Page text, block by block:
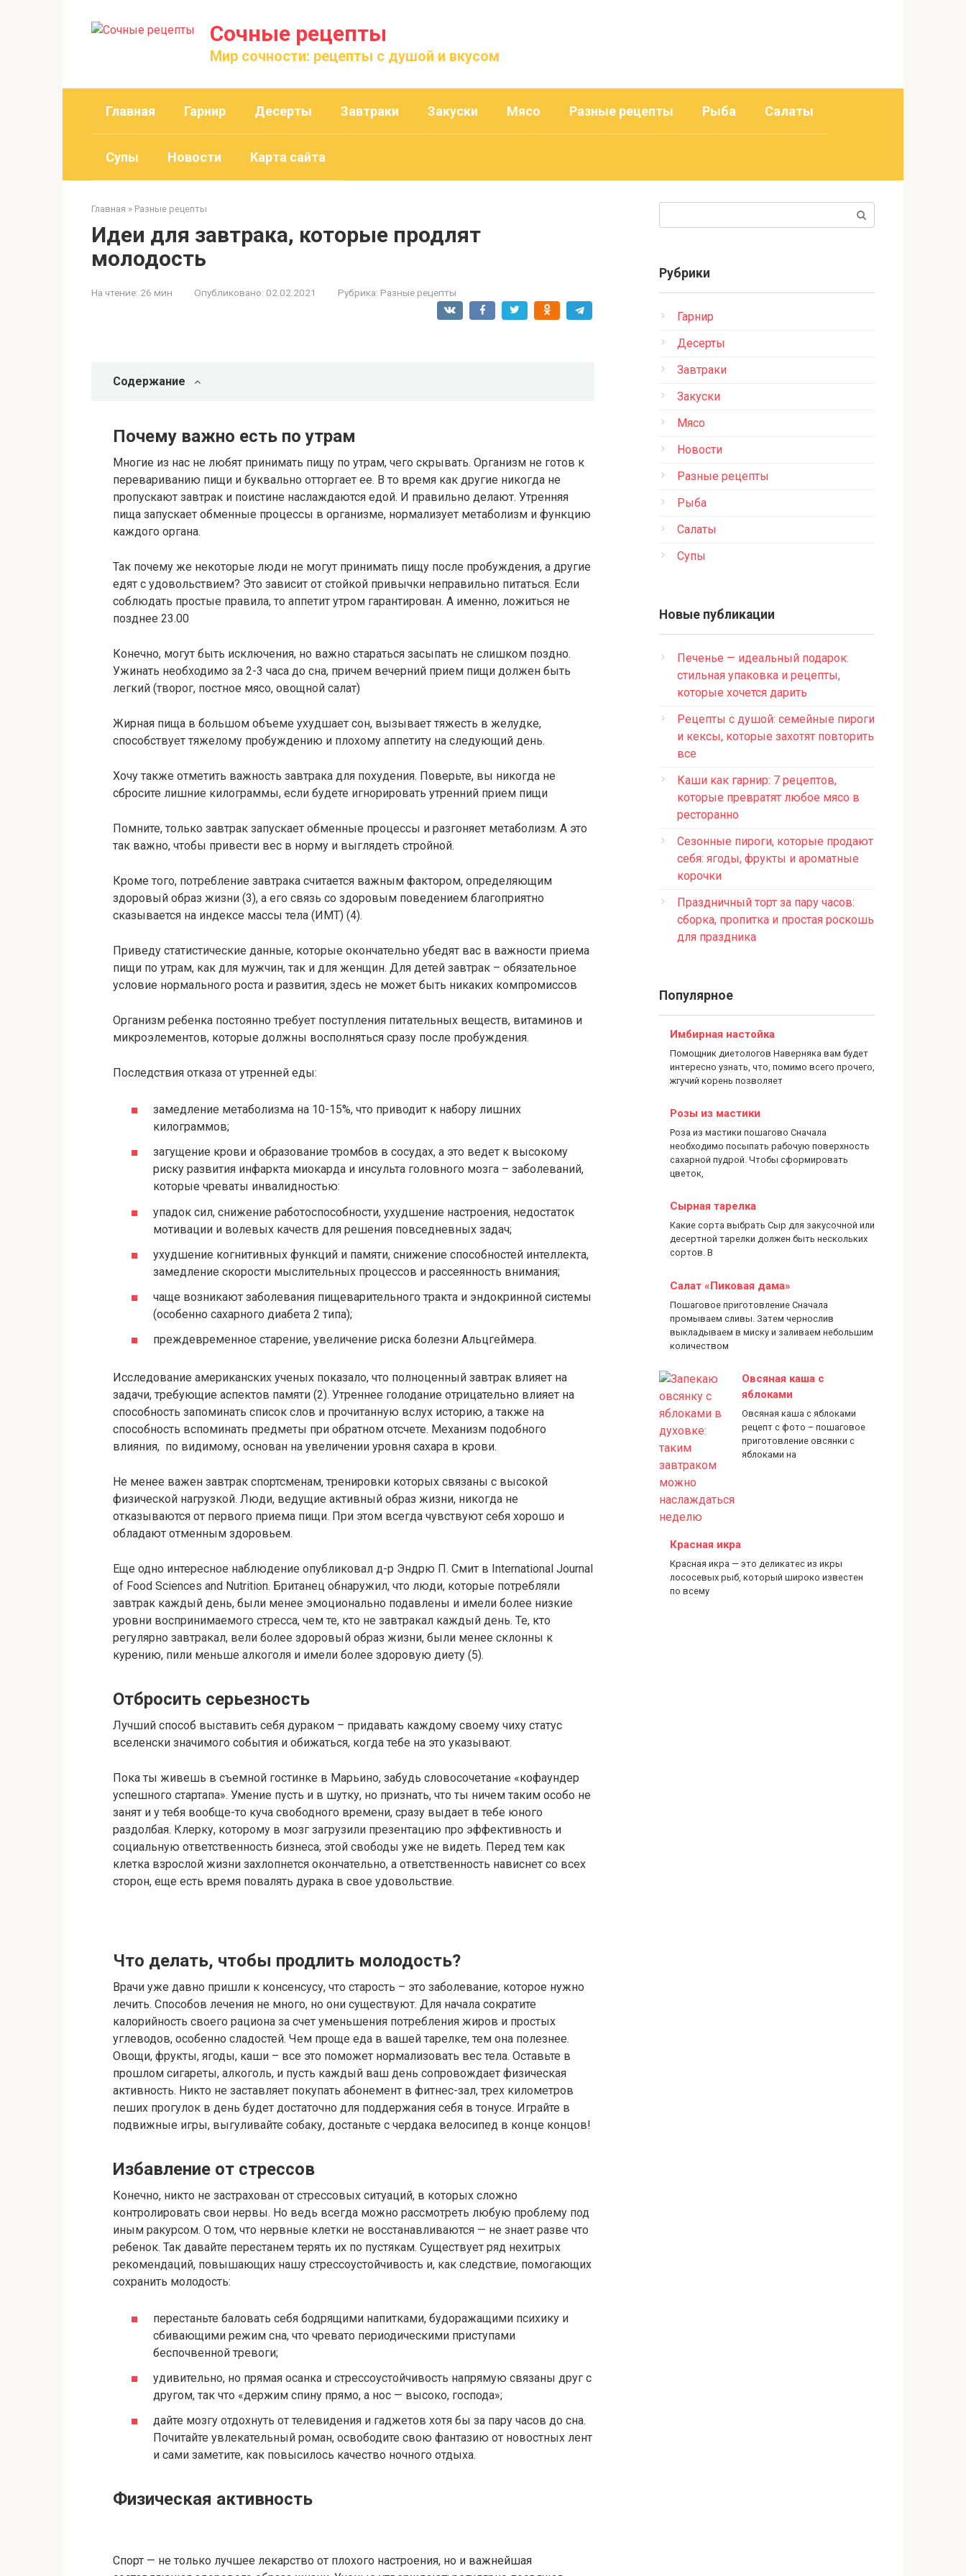
Сочные рецепты
Мир сочности: рецепты с душой и вкусом
Главная Гарнир Десерты Завтраки Закуски Мясо Разные рецепты Рыба Салаты
Супы Новости Карта сайта
Главная » Разные рецепты
Идеи для завтрака, которые продлят
молодость
На чтение: 26 мин Опубликовано: 02.02.2021 Рубрика: Разные рецепты
Содержание
Почему важно есть по утрам
Многие из нас не любят принимать пищу по утрам, чего скрывать. Организм не готов к
перевариванию пищи и буквально отторгает ее. В то время как другие никогда не
пропускают завтрак и поистине наслаждаются едой. И правильно делают. Утренняя
пища запускает обменные процессы в организме, нормализует метаболизм и функцию
каждого органа.
Так почему же некоторые люди не могут принимать пищу после пробуждения, а другие
едят с удовольствием? Это зависит от стойкой привычки неправильно питаться. Если
соблюдать простые правила, то аппетит утром гарантирован. А именно, ложиться не
позднее 23.00
Конечно, могут быть исключения, но важно стараться засыпать не слишком поздно.
Ужинать необходимо за 2-3 часа до сна, причем вечерний прием пищи должен быть
легкий (творог, постное мясо, овощной салат)
Жирная пища в большом объеме ухудшает сон, вызывает тяжесть в желудке,
способствует тяжелому пробуждению и плохому аппетиту на следующий день.
Хочу также отметить важность завтрака для похудения. Поверьте, вы никогда не
сбросите лишние килограммы, если будете игнорировать утренний прием пищи
Помните, только завтрак запускает обменные процессы и разгоняет метаболизм. А это
так важно, чтобы привести вес в норму и выглядеть стройной.
Кроме того, потребление завтрака считается важным фактором, определяющим
здоровый образ жизни (3), а его связь со здоровым поведением благоприятно
сказывается на индексе массы тела (ИМТ) (4).
Приведу статистические данные, которые окончательно убедят вас в важности приема
пищи по утрам, как для мужчин, так и для женщин. Для детей завтрак – обязательное
условие нормального роста и развития, здесь не может быть никаких компромиссов
Организм ребенка постоянно требует поступления питательных веществ, витаминов и
микроэлементов, которые должны восполняться сразу после пробуждения.
Последствия отказа от утренней еды:
замедление метаболизма на 10-15%, что приводит к набору лишних
килограммов;
загущение крови и образование тромбов в сосудах, а это ведет к высокому
риску развития инфаркта миокарда и инсульта головного мозга – заболеваний,
которые чреваты инвалидностью:
упадок сил, снижение работоспособности, ухудшение настроения, недостаток
мотивации и волевых качеств для решения повседневных задач;
ухудшение когнитивных функций и памяти, снижение способностей интеллекта,
замедление скорости мыслительных процессов и рассеянность внимания;
чаще возникают заболевания пищеварительного тракта и эндокринной системы
(особенно сахарного диабета 2 типа);
преждевременное старение, увеличение риска болезни Альцгеймера.
Исследование американских ученых показало, что полноценный завтрак влияет на
задачи, требующие аспектов памяти (2). Утреннее голодание отрицательно влияет на
способность запоминать список слов и прочитанную вслух историю, а также на
способность вспоминать предметы при обратном отсчете. Механизм подобного
влияния, по видимому, основан на увеличении уровня сахара в крови.
Не менее важен завтрак спортсменам, тренировки которых связаны с высокой
физической нагрузкой. Люди, ведущие активный образ жизни, никогда не
отказываются от первого приема пищи. При этом всегда чувствуют себя хорошо и
обладают отменным здоровьем.
Еще одно интересное наблюдение опубликовал д-р Эндрю П. Смит в International Journal
of Food Sciences and Nutrition. Британец обнаружил, что люди, которые потребляли
завтрак каждый день, были менее эмоционально подавлены и имели более низкие
уровни воспринимаемого стресса, чем те, кто не завтракал каждый день. Те, кто
регулярно завтракал, вели более здоровый образ жизни, были менее склонны к
курению, пили меньше алкоголя и имели более здоровую диету (5).
Отбросить серьезность
Лучший способ выставить себя дураком – придавать каждому своему чиху статус
вселенски значимого события и обижаться, когда тебе на это указывают.
Пока ты живешь в съемной гостинке в Марьино, забудь словосочетание «кофаундер
успешного стартапа». Умение пусть и в шутку, но признать, что ты ничем таким особо не
занят и у тебя вообще-то куча свободного времени, сразу выдает в тебе юного
раздолбая. Клерку, которому в мозг загрузили презентацию про эффективность и
социальную ответственность бизнеса, этой свободы уже не видеть. Перед тем как
клетка взрослой жизни захлопнется окончательно, а ответственность нависнет со всех
сторон, еще есть время повалять дурака в свое удовольствие.
Что делать, чтобы продлить молодость?
Врачи уже давно пришли к консенсусу, что старость – это заболевание, которое нужно
лечить. Способов лечения не много, но они существуют. Для начала сократите
калорийность своего рациона за счет уменьшения потребления жиров и простых
углеводов, особенно сладостей. Чем проще еда в вашей тарелке, тем она полезнее.
Овощи, фрукты, ягоды, каши – все это поможет нормализовать вес тела. Оставьте в
прошлом сигареты, алкоголь, и пусть каждый ваш день сопровождает физическая
активность. Никто не заставляет покупать абонемент в фитнес-зал, трех километров
пеших прогулок в день будет достаточно для поддержания себя в тонусе. Играйте в
подвижные игры, выгуливайте собаку, достаньте с чердака велосипед в конце концов!
Избавление от стрессов
Конечно, никто не застрахован от стрессовых ситуаций, в которых сложно
контролировать свои нервы. Но ведь всегда можно рассмотреть любую проблему под
иным ракурсом. О том, что нервные клетки не восстанавливаются — не знает разве что
ребенок. Так давайте перестанем терять их по пустякам. Существует ряд нехитрых
рекомендаций, повышающих нашу стрессоустойчивость и, как следствие, помогающих
сохранить молодость:
перестаньте баловать себя бодрящими напитками, будоражащими психику и
сбивающими режим сна, что чревато периодическими приступами
беспочвенной тревоги;
удивительно, но прямая осанка и стрессоустойчивость напрямую связаны друг с
другом, так что «держим спину прямо, а нос — высоко, господа»;
дайте мозгу отдохнуть от телевидения и гаджетов хотя бы за пару часов до сна.
Почитайте увлекательный роман, освободите свою фантазию от новостных лент
и сами заметите, как повысилось качество ночного отдыха.
Физическая активность
Спорт — не только лучшее лекарство от плохого настроения, но и важнейшая
Рубрики
Гарнир
Десерты
Завтраки
Закуски
Мясо
Новости
Разные рецепты
Рыба
Салаты
Супы
Новые публикации
Печенье — идеальный подарок:
стильная упаковка и рецепты,
которые хочется дарить
Рецепты с душой: семейные пироги
и кексы, которые захотят повторить
все
Каши как гарнир: 7 рецептов,
которые превратят любое мясо в
ресторанно
Сезонные пироги, которые продают
себя: ягоды, фрукты и ароматные
корочки
Праздничный торт за пару часов:
сборка, пропитка и простая роскошь
для праздника
Популярное
Имбирная настойка
Помощник диетологов Наверняка вам будет
интересно узнать, что, помимо всего прочего,
жгучий корень позволяет
Розы из мастики
Роза из мастики пошагово Сначала
необходимо посыпать рабочую поверхность
сахарной пудрой. Чтобы сформировать
цветок,
Сырная тарелка
Какие сорта выбрать Сыр для закусочной или
десертной тарелки должен быть нескольких
сортов. В
Салат «Пиковая дама»
Пошаговое приготовление Сначала
промываем сливы. Затем чернослив
выкладываем в миску и заливаем небольшим
количеством
Овсяная каша с
яблоками
Овсяная каша с яблоками
рецепт с фото – пошаговое
приготовление овсянки с
яблоками на
Красная икра
Красная икра — это деликатес из икры
лососевых рыб, который широко известен
по всему